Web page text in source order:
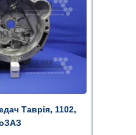
Таврія, 1102,